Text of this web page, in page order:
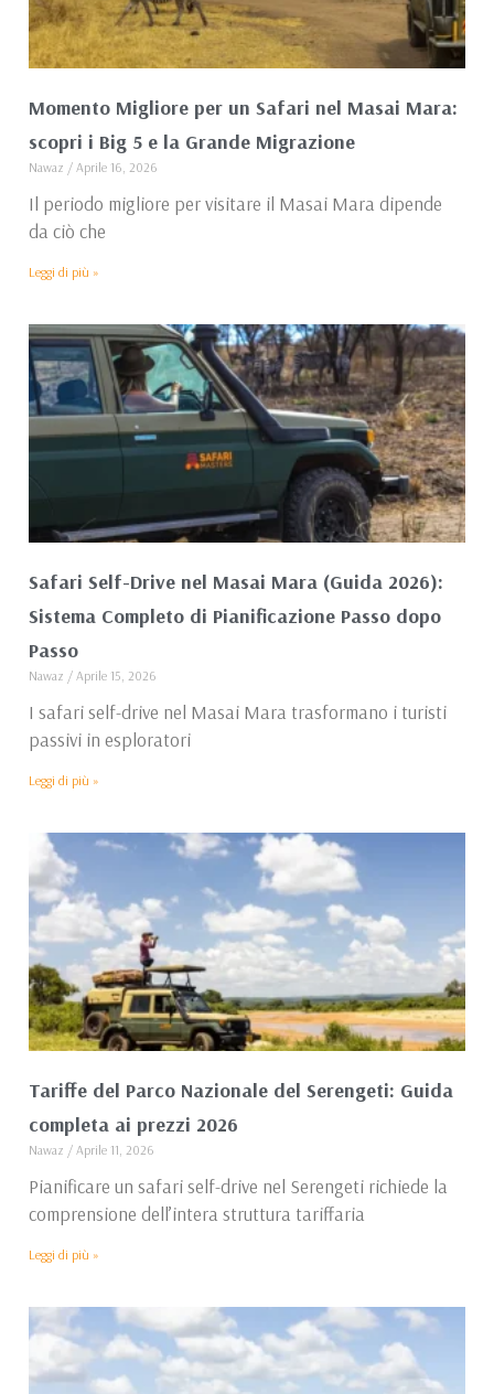
Momento Migliore per un Safari nel Masai Mara:
scopri i Big 5 e la Grande Migrazione
Nawaz Aprile 16, 2026
Il periodo migliore per visitare il Masai Mara dipende
da ciò che
Leggi di più »
Safari Self-Drive nel Masai Mara (Guida 2026):
Sistema Completo di Pianificazione Passo dopo
Passo
Nawaz Aprile 15, 2026
I safari self-drive nel Masai Mara trasformano i turisti
passivi in esploratori
Leggi di più »
Tariffe del Parco Nazionale del Serengeti: Guida
completa ai prezzi 2026
Nawaz Aprile 11, 2026
Pianificare un safari self-drive nel Serengeti richiede la
comprensione dell’intera struttura tariffaria
Leggi di più »